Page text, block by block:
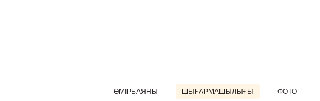
ӨМІРБАЯНЫ ШЫҒАРМАШЫЛЫҒЫ ФОТО